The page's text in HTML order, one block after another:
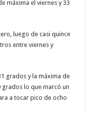
máxima el viernes y 33
luego de casi quince
entre viernes y
grados y la máxima de
lo que marcó un
a tocar pico de ocho